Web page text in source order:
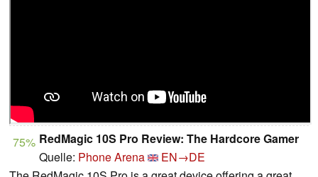
75% RedMagic 10S Pro Review: The Hardcore Gamer
Quelle: Phone Arena
EN→DE